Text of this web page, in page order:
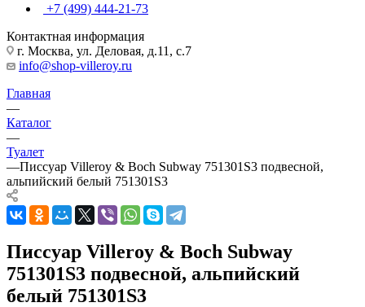
+7 (499) 444-21-73
Контактная информация
г. Москва, ул. Деловая, д.11, с.7
info@shop-villeroy.ru
Главная
—
Каталог
—
Туалет
—Писсуар Villeroy & Boch Subway 751301S3 подвесной,
альпийский белый 751301S3
Писсуар Villeroy & Boch Subway
751301S3 подвесной, альпийский
белый 751301S3